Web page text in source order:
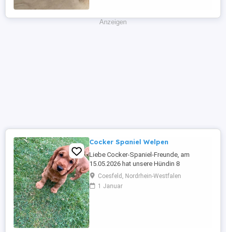
Anzeigen
Cocker Spaniel Welpen
Liebe Cocker-Spaniel-Freunde, am
15.05.2026 hat unsere Hündin 8
wunderschöne und kerngesunde Cocker-
Spaniel-Welpen zur Welt gebracht 2
Rüden und 6 Hündinnen. Die Welpen sind
Coesfeld, Nordrhein-Westfalen
1 Januar